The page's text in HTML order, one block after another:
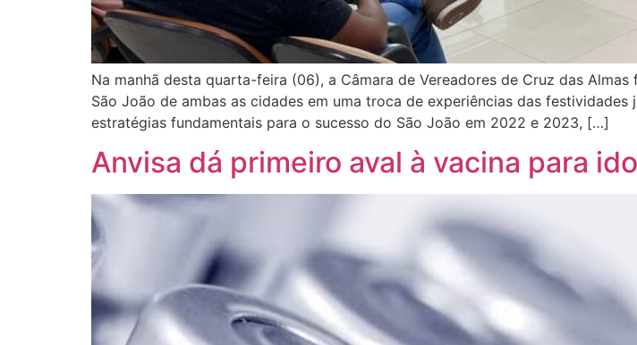
Na manhã desta quarta-feira (06), a Câmara de Vereadores de Cruz das
São João de ambas as cidades em uma troca de experiências das
estratégias fundamentais para o sucesso do São João em 2022 e 2023, […]
Anvisa dá primeiro aval à vacina para